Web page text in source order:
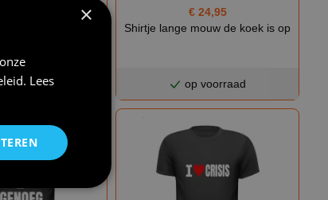
crisis
voorraad
€ 24,95
Shirtje lange mouw de koek is op
op voorraad
×
. Lees